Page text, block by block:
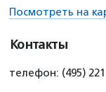
Посмотреть на
Контакты
телефон: (495)